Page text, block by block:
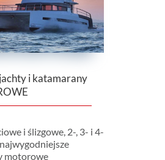
i katamarany
i ślizgowe, 2-, 3- i 4-
motorowe